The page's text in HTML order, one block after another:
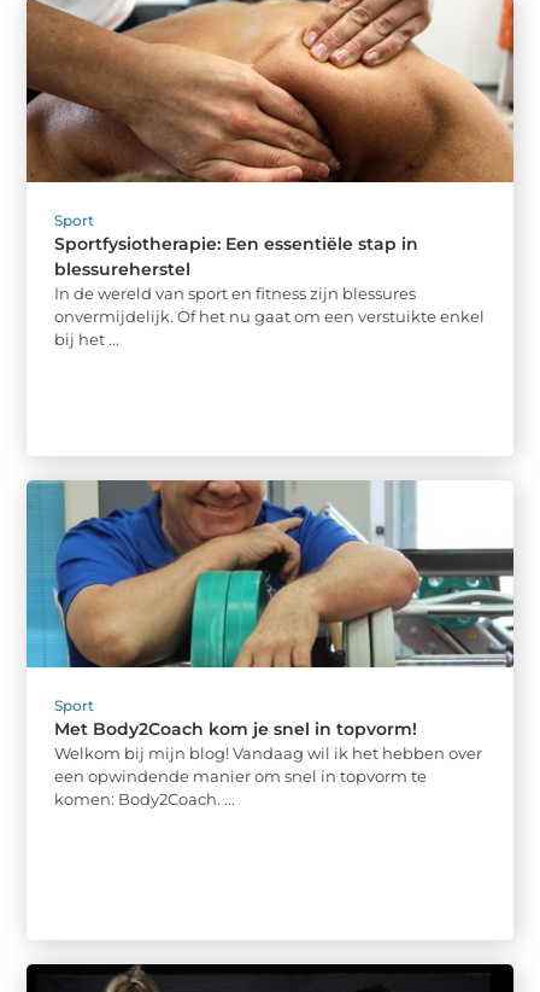
Sport
Sportfysiotherapie: Een essentiële stap in
blessureherstel
In de wereld van sport en fitness zijn blessures
onvermijdelijk. Of het nu gaat om een verstuikte enkel
bij het ...
Sport
Met Body2Coach kom je snel in topvorm!
Welkom bij mijn blog! Vandaag wil ik het hebben over
een opwindende manier om snel in topvorm te
komen: Body2Coach. ...